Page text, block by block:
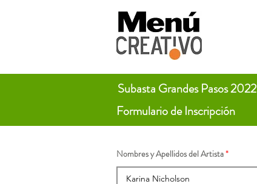
Subasta Grandes Pasos 2022
Formulario de Inscripción
Nombres y Apellidos del Artista